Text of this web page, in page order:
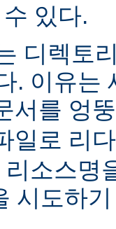
있다.
디렉토
. 이유는
서를 엉
일로 리
소스명
시도하